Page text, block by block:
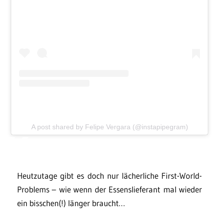
A post shared by Felipe Vergara (@instapipegram)
Heutzutage gibt es doch nur lächerliche First-World-
Problems – wie wenn der Essenslieferant mal wieder
ein bisschen(!) länger braucht…